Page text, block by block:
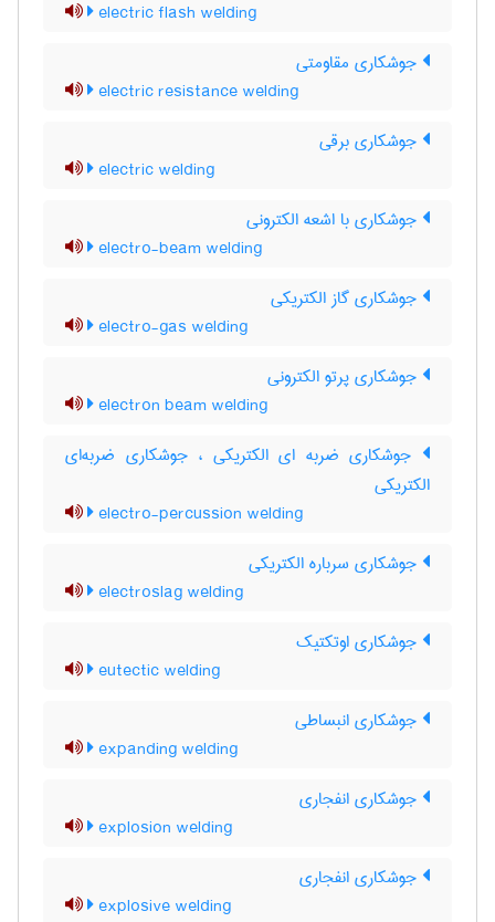
electric flash welding
جوشکاری مقاومتی
electric resistance welding
جوشکاری برقی
electric welding
جوشکاری با اشعه الکترونی
electro-beam welding
جوشکاری گاز الکتریکی
electro-gas welding
جوشکاری پرتو الکترونی
electron beam welding
جوشکاری ضربه ای الکتریکی ، جوشکاری ضربه‌ای
الکتریکی
electro-percussion welding
جوشکاری سرباره الکتریکی
electroslag welding
جوشکاری اوتکتیک
eutectic welding
جوشکاری انبساطی
expanding welding
جوشکاری انفجاری
explosion welding
جوشکاری انفجاری
explosive welding